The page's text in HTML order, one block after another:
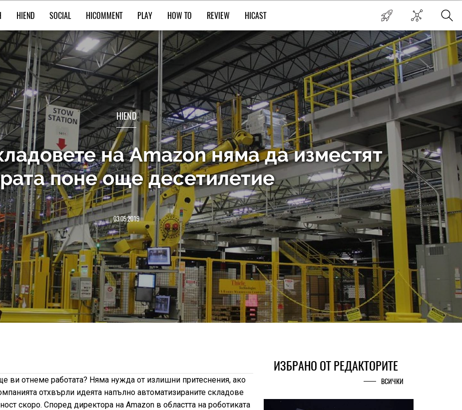
HIEND SOCIAL HICOMMENT PLAY HOW TO REVIEW HICAST
HIEND
на Amazon няма да изместят
поне още десетилетие
03.05.2019
ви отнеме работата? Няма нужда от излишни притеснения, ако
отхвърли идеята напълно автоматизираните складове
скоро. Според директора на Amazon в областта на роботиката
ИЗБРАНО ОТ РЕДАКТОРИТЕ
ВСИЧКИ